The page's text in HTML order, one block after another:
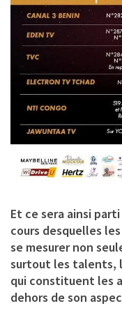
Et ce sera ainsi
cours desquelles
se mesurer non
surtout les talents,
qui constituent les
dehors de son